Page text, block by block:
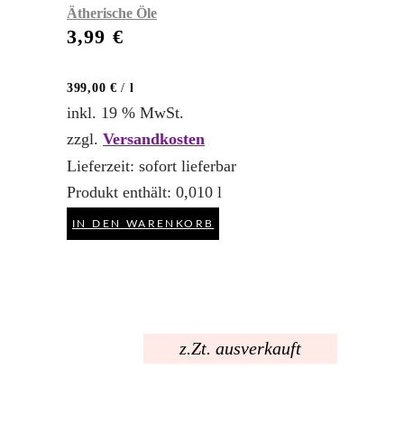
Ätherische Öle
3,99 €
399,00 € / l
inkl. 19 % MwSt.
zzgl. Versandkosten
Lieferzeit: sofort lieferbar
Produkt enthält: 0,010 l
IN DEN WARENKORB
z.Zt. ausverkauft